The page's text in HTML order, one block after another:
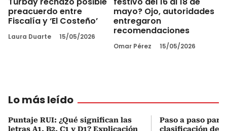
preacuerdo entre
Fiscalía y ‘El Costeño’
Laura Duarte 15/05/2026
mayo? Ojo, autoridades
entregaron
recomendaciones
Omar Pérez 15/05/2026
Lo más leído
Puntaje RUI: ¿Qué significan las
letras A1, B2, C1 y D1? Explicación
Paso a paso
clasificación del